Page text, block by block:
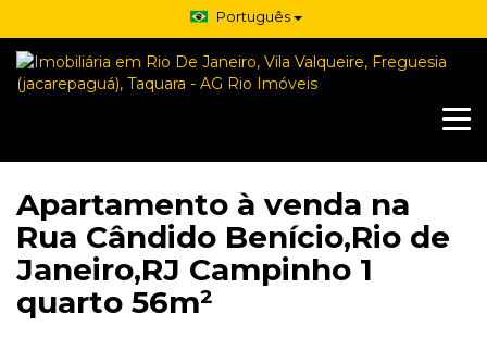
Português
Apartamento à venda na
Rua Cândido Benício,Rio de
Janeiro,RJ Campinho 1
quarto 56m²